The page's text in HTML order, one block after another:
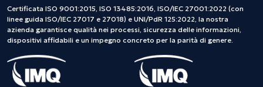
Certificata ISO 9001:2015, ISO 13485:2016, ISO/IEC 27001:2022 (con
linee guida ISO/IEC 27017 e 27018) e UNI/PdR 125:2022, la nostra
azienda garantisce qualità nei processi, sicurezza delle informazioni,
dispositivi affidabili e un impegno concreto per la parità di genere.